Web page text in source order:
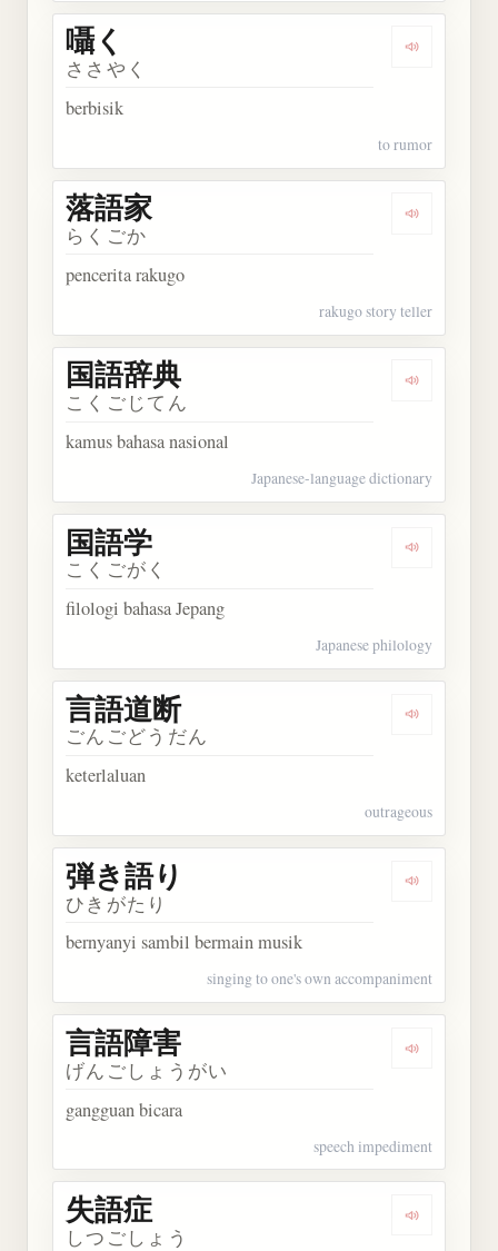
Dengarkan
囁く
ささやく
berbisik
to rumor
Dengarkan
落語家
らくごか
pencerita rakugo
rakugo story teller
Dengarkan
国語辞典
こくごじてん
kamus bahasa nasional
Japanese-language dictionary
Dengarkan
国語学
こくごがく
filologi bahasa Jepang
Japanese philology
Dengarkan
言語道断
ごんごどうだん
keterlaluan
outrageous
Dengarkan
弾き語り
ひきがたり
bernyanyi sambil bermain musik
singing to one's own accompaniment
Dengarkan
言語障害
げんごしょうがい
gangguan bicara
speech impediment
Dengarkan
失語症
しつごしょう